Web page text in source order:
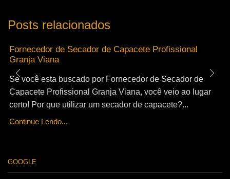
Posts relacionados
Fornecedor de Secador de Capacete Profissional
Granja Viana
Se você esta buscado por Fornecedor de Secador de
Capacete Profissional Granja Viana, você veio ao lugar
certo! Por que utilizar um secador de capacete?...
Continue Lendo...
GOOGLE